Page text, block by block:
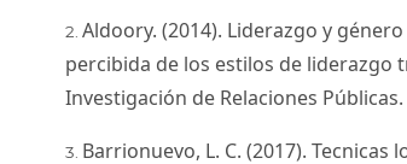
Aldoory. (2014). Liderazgo y
percibida de los estilos de liderazgo
Investigación de Relaciones Públicas.
Barrionuevo, L. C. (2017).